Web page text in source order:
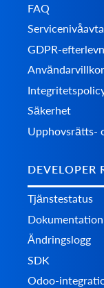
FAQ
GDPR-
Användarvillkor
Säkerhet
Upphovsrätts-
DEVELOPER
Tjänstestatus
Dokumentation
Ändringslogg
SDK
Odoo-